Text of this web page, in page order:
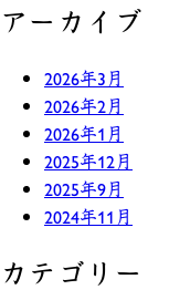
アーカイブ
2026年3月
2026年2月
2026年1月
2025年12月
2025年9月
2024年11月
カテゴリー